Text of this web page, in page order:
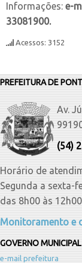
Informações: e-
33081900.
Acessos: 3152
PREFEITURA DE
Av.
(54)
Horário de
Segunda a sexta-
das 8h00 às
Monitoramento e
GOVERNO MUNICIPAL
e-mail prefeitura